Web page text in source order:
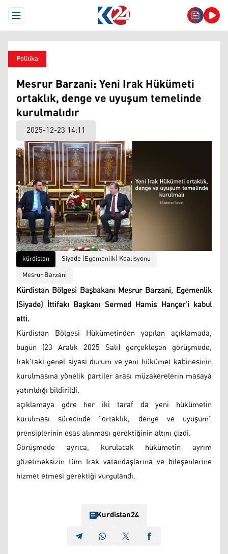
Open Menu
Politika
Mesrur Barzani: Yeni Irak Hükümeti
ortaklık, denge ve uyuşum temelinde
kurulmalıdır
2025-12-23 14:11
kürdistan
Siyade (Egemenlik) Koalisyonu
Mesrur ​​Barzani
Kürdistan Bölgesi Başbakanı Mesrur Barzani, Egemenlik
(Siyade) İttifakı Başkanı Sermed Hamis Hançer’i kabul
etti.
Kürdistan Bölgesi Hükümetinden yapılan açıklamada,
bugün (23 Aralık 2025 Salı) gerçekleşen görüşmede,
Irak’taki genel siyasi durum ve yeni hükümet kabinesinin
kurulmasına yönelik partiler arası müzakerelerin masaya
yatırıldığı bildirildi.
açıklamaya göre her iki taraf da yeni hükümetin
kurulması sürecinde "ortaklık, denge ve uyuşum"
prensiplerinin esas alınması gerektiğinin altını çizdi.
Görüşmede ayrıca, kurulacak hükümetin ayrım
gözetmeksizin tüm Irak vatandaşlarına ve bileşenlerine
hizmet etmesi gerektiği vurgulandı.
Kurdistan24